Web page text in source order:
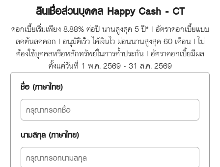
สินเชื่อส่วนบุคคล Happy Cash - CT
ดอกเบี้ยเริ่มเพียง 8.88% ต่อปี นานสูงสุด 5 ปี* | อัตราดอกเบี้ยแบบ
ลดต้นลดดอก | อนุมัติเร็ว ได้เงินไว ผ่อนนานสูงสุด 60 เดือน | ไม่
ต้องใช้บุคคลหรือหลักทรัพย์ในการค้ำประกัน | อัตราดอกเบี้ยมีผล
ตั้งแต่วันที่ 1 พ.ค. 2569 - 31 ส.ค. 2569
ชื่อ (ภาษาไทย)
นามสกุล (ภาษาไทย)